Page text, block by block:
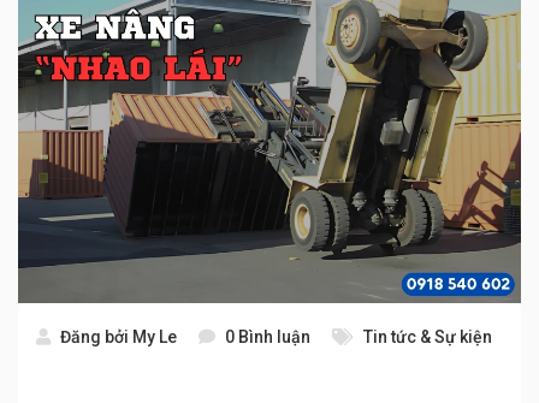
Đăng bởi My Le 0 Bình luận Tin tức & Sự kiện